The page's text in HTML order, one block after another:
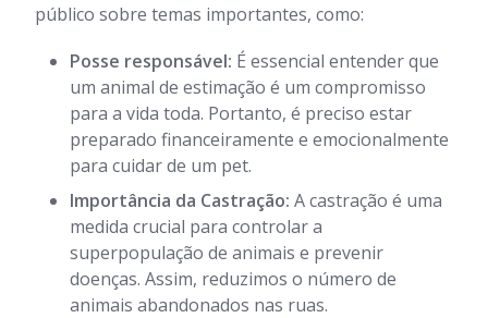
público sobre temas importantes, como:
Posse responsável: É essencial entender que
um animal de estimação é um compromisso
para a vida toda. Portanto, é preciso estar
preparado financeiramente e emocionalmente
para cuidar de um pet.
Importância da Castração: A castração é uma
medida crucial para controlar a
superpopulação de animais e prevenir
doenças. Assim, reduzimos o número de
animais abandonados nas ruas.